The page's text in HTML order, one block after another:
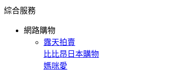
綜合服務
網路購物
露天拍賣
比比昂日本購物
媽咪愛